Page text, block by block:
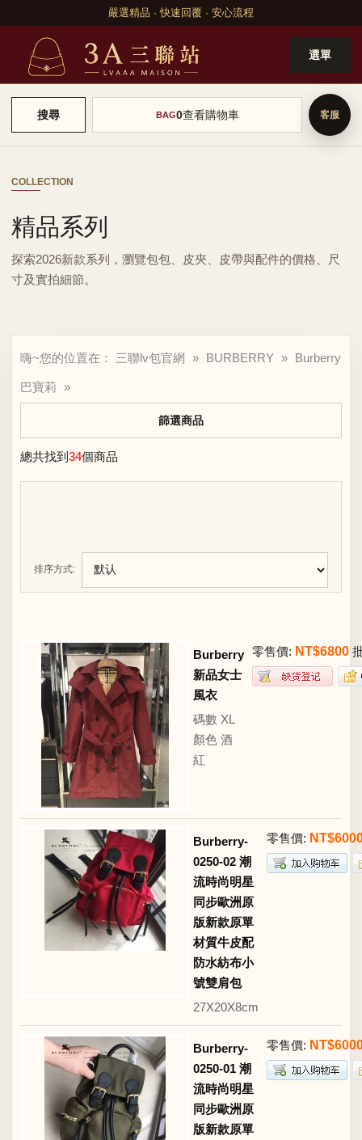
嚴選精品 · 快速回覆 · 安心流程
選單
搜尋 BAG0查看購物車
COLLECTION
精品系列
探索2026新款系列，瀏覽包包、皮夾、皮帶與配件的價格、尺
寸及實拍細節。
嗨~您的位置在： 三聯lv包官網 » BURBERRY » Burberry
巴寶莉 »
篩選商品
總共找到 34個商品
排序方式:
Burberry
新品女士
風衣
碼數 XL
顏色 酒
紅
零售價: NT$6800
Burberry-
0250-02 潮
流時尚明星
同步歐洲原
版新款原單
材質牛皮配
防水紡布小
號雙肩包
27X20X8cm
零售價:
Burberry-
0250-01 潮
流時尚明星
同步歐洲原
版新款原單
零售價: